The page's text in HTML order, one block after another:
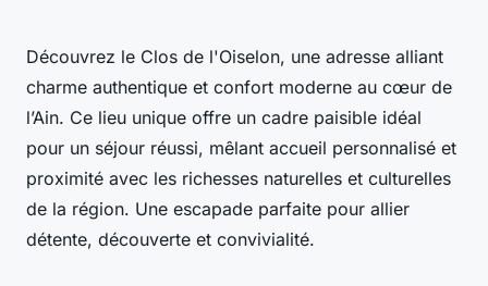
Découvrez le Clos de l'Oiselon, une adresse alliant
charme authentique et confort moderne au cœur de
l’Ain. Ce lieu unique offre un cadre paisible idéal
pour un séjour réussi, mêlant accueil personnalisé et
proximité avec les richesses naturelles et culturelles
de la région. Une escapade parfaite pour allier
détente, découverte et convivialité.